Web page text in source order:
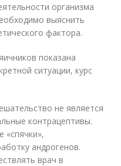
организма
выяснить
фактора.
показана
ситуации, курс
не является
контрацептивы.
«спячки»,
андрогенов.
врач в